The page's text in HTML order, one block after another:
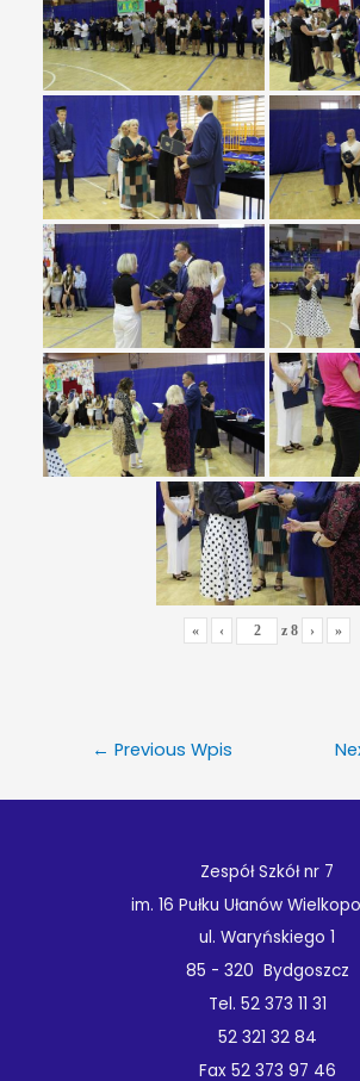
« ‹ z 8 › »
← Previous Wpis
Zespół Szkół nr 7
im. 16 Pułku Ułanów
ul. Waryńskiego 1
85 - 320 Bydgoszcz
Tel. 52 373 11 31
52 321 32 84
Fax 52 373 97 46